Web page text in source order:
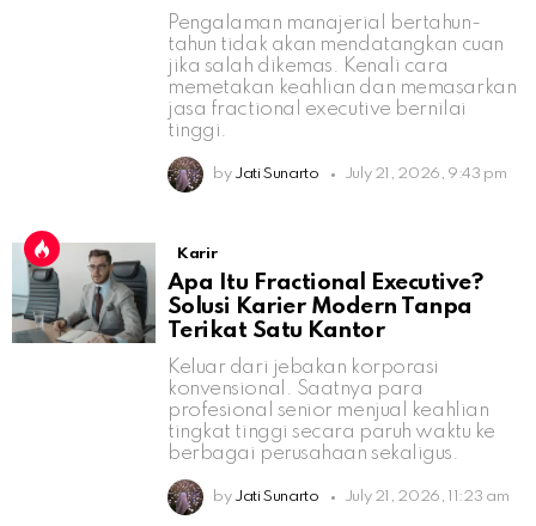
Pengalaman manajerial bertahun-
tahun tidak akan mendatangkan cuan
jika salah dikemas. Kenali cara
memetakan keahlian dan memasarkan
jasa fractional executive bernilai
tinggi.
by Jati Sunarto July 21, 2026, 9:43 pm
Karir
Apa Itu Fractional Executive?
Solusi Karier Modern Tanpa
Terikat Satu Kantor
Keluar dari jebakan korporasi
konvensional. Saatnya para
profesional senior menjual keahlian
tingkat tinggi secara paruh waktu ke
berbagai perusahaan sekaligus.
by Jati Sunarto July 21, 2026, 11:23 am